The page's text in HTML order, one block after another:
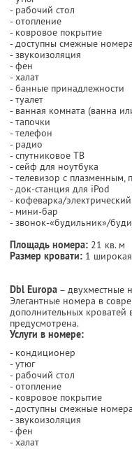
- рабочий стол
- отопление
- ковровое покрытие
- доступны смежные номера
- звукоизоляция
- фен
- халат
- банные принадлежности
- туалет
- ванная комната (ванна
- тапочки
- телефон
- радио
- спутниковое ТВ
- сейф для ноутбука
- телевизор с
- док-станция для iPod
- кофеварка/
- мини-бар
- звонок-«будильник»/
Площадь номера: 21 кв. м
Размер кровати: 1
Dbl Europa – двухместные
Элегантные номера в
дополнительных
предусмотрена.
Услуги в номере:
- кондиционер
- утюг
- рабочий стол
- отопление
- ковровое покрытие
- доступны смежные номера
- звукоизоляция
- фен
- халат